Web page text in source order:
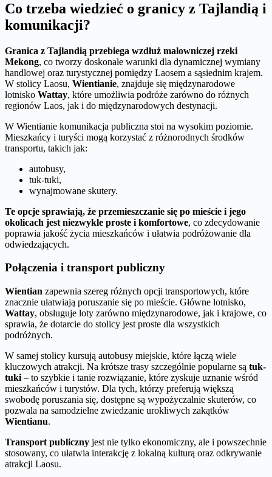
Co trzeba wiedzieć o granicy z Tajlandią i
komunikacji?
Granica z Tajlandią przebiega wzdłuż malowniczej rzeki
Mekong, co tworzy doskonałe warunki dla dynamicznej wymiany
handlowej oraz turystycznej pomiędzy Laosem a sąsiednim krajem.
W stolicy Laosu, Wientianie, znajduje się międzynarodowe
lotnisko Wattay, które umożliwia podróże zarówno do różnych
regionów Laos, jak i do międzynarodowych destynacji.
W Wientianie komunikacja publiczna stoi na wysokim poziomie.
Mieszkańcy i turyści mogą korzystać z różnorodnych środków
transportu, takich jak:
autobusy,
tuk-tuki,
wynajmowane skutery.
Te opcje sprawiają, że przemieszczanie się po mieście i jego
okolicach jest niezwykle proste i komfortowe, co zdecydowanie
poprawia jakość życia mieszkańców i ułatwia podróżowanie dla
odwiedzających.
Połączenia i transport publiczny
Wientian zapewnia szereg różnych opcji transportowych, które
znacznie ułatwiają poruszanie się po mieście. Główne lotnisko,
Wattay, obsługuje loty zarówno międzynarodowe, jak i krajowe, co
sprawia, że dotarcie do stolicy jest proste dla wszystkich
podróżnych.
W samej stolicy kursują autobusy miejskie, które łączą wiele
kluczowych atrakcji. Na krótsze trasy szczególnie popularne są tuk-
tuki – to szybkie i tanie rozwiązanie, które zyskuje uznanie wśród
mieszkańców i turystów. Dla tych, którzy preferują większą
swobodę poruszania się, dostępne są wypożyczalnie skuterów, co
pozwala na samodzielne zwiedzanie urokliwych zakątków
Wientianu.
Transport publiczny jest nie tylko ekonomiczny, ale i powszechnie
stosowany, co ułatwia interakcję z lokalną kulturą oraz odkrywanie
atrakcji Laosu.